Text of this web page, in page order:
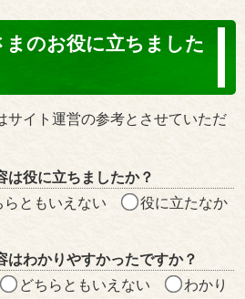
まのお役に立ちました
サイト運営の参考とさせていただ
は役に立ちましたか？
らともいえない
役に立たなか
はわかりやすかったですか？
どちらともいえない
わかり